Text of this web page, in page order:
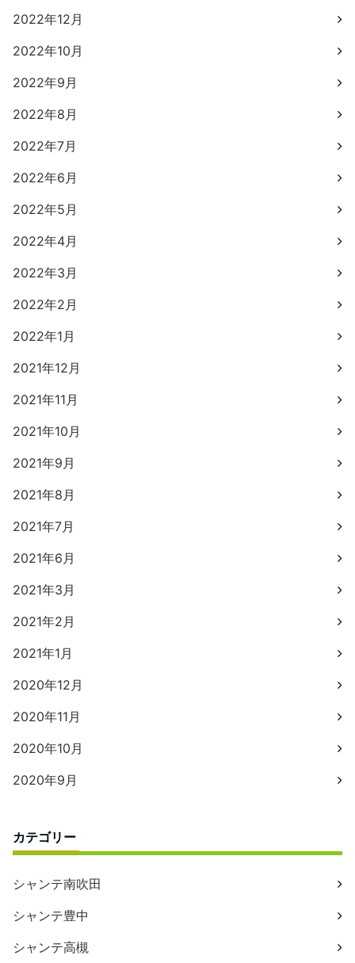
2022年12月
2022年10月
2022年9月
2022年8月
2022年7月
2022年6月
2022年5月
2022年4月
2022年3月
2022年2月
2022年1月
2021年12月
2021年11月
2021年10月
2021年9月
2021年8月
2021年7月
2021年6月
2021年3月
2021年2月
2021年1月
2020年12月
2020年11月
2020年10月
2020年9月
カテゴリー
シャンテ南吹田
シャンテ豊中
シャンテ高槻